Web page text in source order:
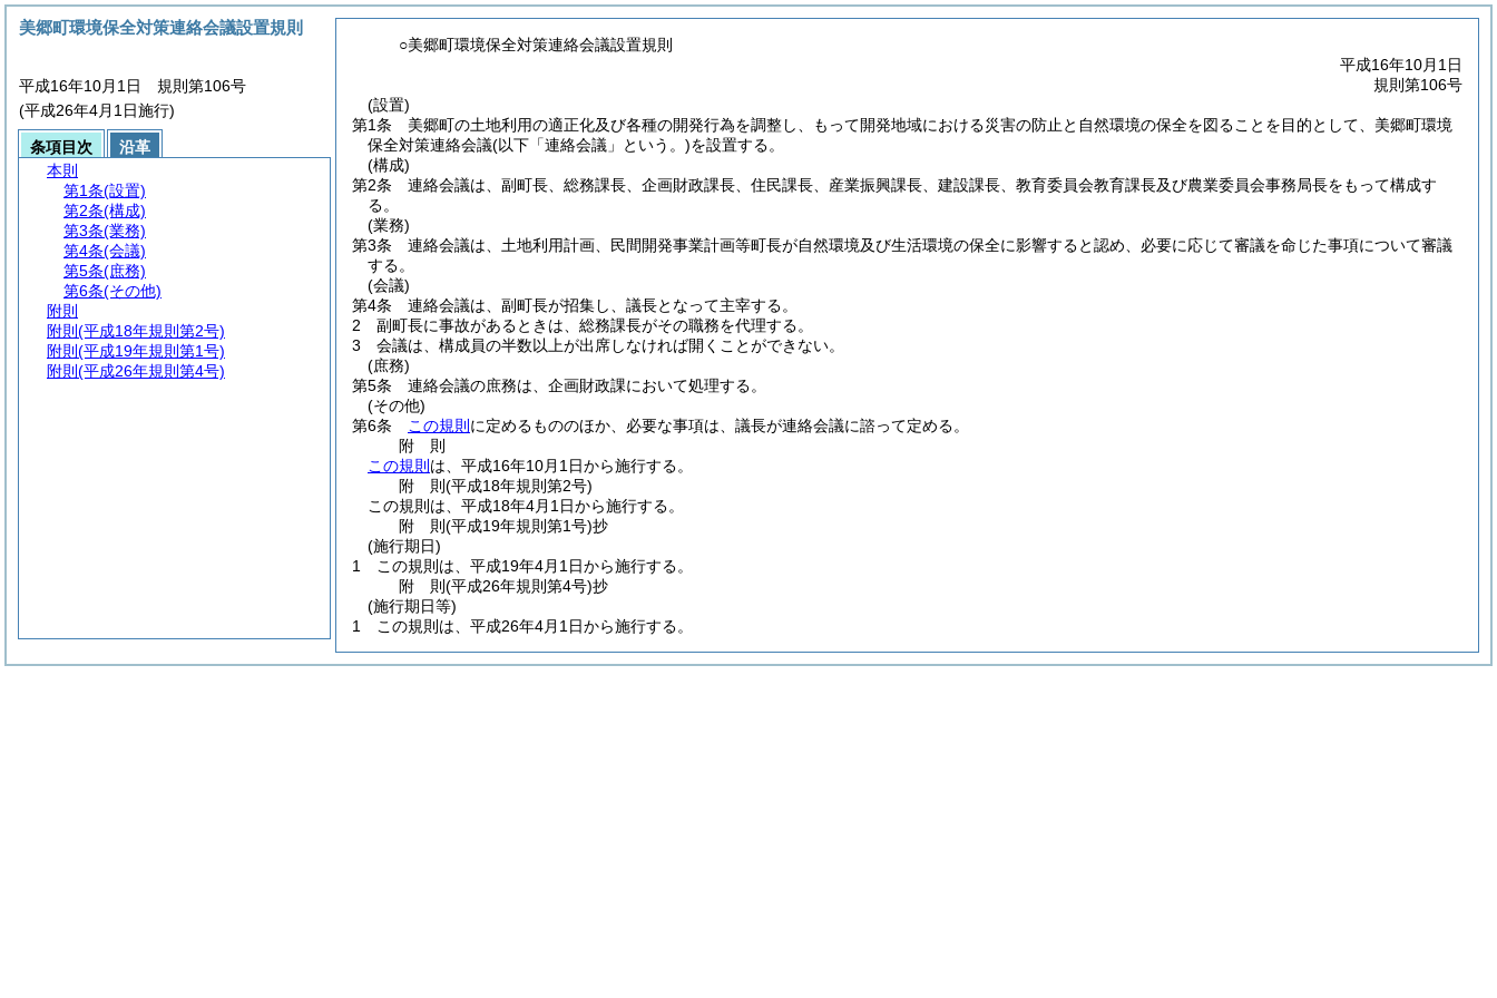
○美郷町環境保全対策連絡会議設置規則
平成16年10月1日
規則第106号
(設置)
第1条
美郷町の土地利用の適正化及び各種の開発行為を調整し、もって開発地域における災害の防止と自然環境の保全を図ることを目的として、美郷町環境
保全対策連絡会議(以下「連絡会議」という。)を設置する。
(構成)
第2条
連絡会議は、副町長、総務課長、企画財政課長、住民課長、産業振興課長、建設課長、教育委員会教育課長及び農業委員会事務局長をもって構成す
る。
(業務)
第3条
連絡会議は、土地利用計画、民間開発事業計画等町長が自然環境及び生活環境の保全に影響すると認め、必要に応じて審議を命じた事項について審議
する。
(会議)
第4条
連絡会議は、副町長が招集し、議長となって主宰する。
2
副町長に事故があるときは、総務課長がその職務を代理する。
3
会議は、構成員の半数以上が出席しなければ開くことができない。
(庶務)
第5条
連絡会議の庶務は、企画財政課において処理する。
(その他)
第6条
この規則 に定めるもののほか、必要な事項は、議長が連絡会議に諮って定める。
附 則
この規則 は、平成16年10月1日から施行する。
附 則(平成18年規則第2号)
この規則は、平成18年4月1日から施行する。
附 則(平成19年規則第1号)抄
(施行期日)
1
この規則は、平成19年4月1日から施行する。
附 則(平成26年規則第4号)抄
(施行期日等)
1
この規則は、平成26年4月1日から施行する。
美郷町環境保全対策連絡会議設置規則
平成16年10月1日 規則第106号
(平成26年4月1日施行)
条項目次
沿革
本則
第1条(設置)
第2条(構成)
第3条(業務)
第4条(会議)
第5条(庶務)
第6条(その他)
附則
附則 (平成18年規則第2号)
附則 (平成19年規則第1号)
附則 (平成26年規則第4号)